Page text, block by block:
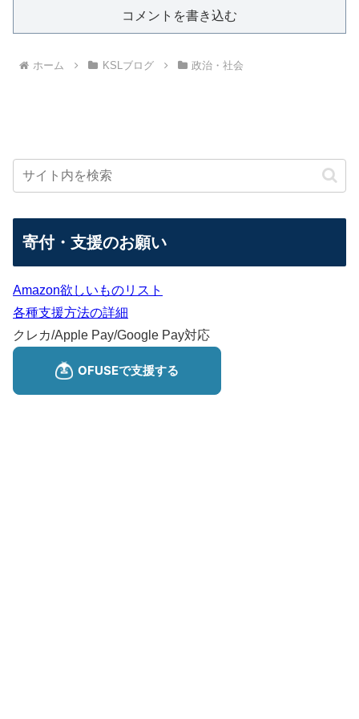
コメントを書き込む
ホーム KSLブログ 政治・社会
寄付・支援のお願い
Amazon欲しいものリスト
各種支援方法の詳細
クレカ/Apple Pay/Google Pay対応